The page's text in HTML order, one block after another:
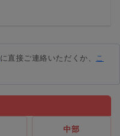
に直接ご連絡いただくか、 こ
中部